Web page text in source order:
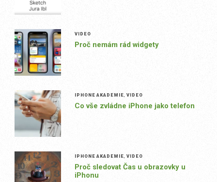
VIDEO
Proč nemám rád widgety
IPHONE AKADEMIE VIDEO
Co vše zvládne iPhone jako telefon
IPHONE AKADEMIE VIDEO
Proč sledovat Čas u obrazovky u
iPhonu